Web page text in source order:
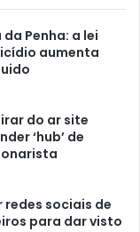
Penha: a lei
aumenta
do ar site
‘hub’ de
sociais de
para dar visto